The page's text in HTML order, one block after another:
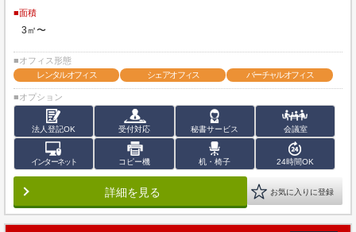
■面積
3㎡〜
■オフィス形態
レンタルオフィス
シェアオフィス バーチャルオフィス
■オプション
法人登記OK 受付対応 秘書サービス 会議室
インターネット コピー機 机・椅子 24時間OK
詳細を見る お気に入りに登録